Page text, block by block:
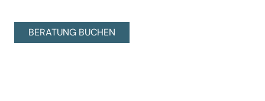
BERATUNG BUCHEN